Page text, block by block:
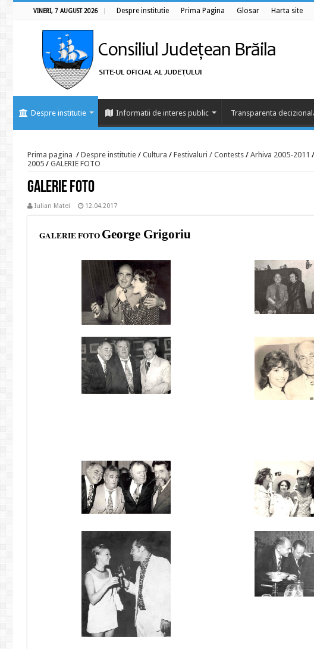
VINERI, 7 AUGUST 2026 Despre institutie Prima Pagina Glosar Harta site
Despre institutie Informatii de interes public Transparenta
Prima pagina / Despre institutie / Cultura / Festivaluri / Contests / Arhiva 2005-2011 /
2005 / GALERIE FOTO
GALERIE FOTO
Iulian Matei 12.04.2017
GALERIE FOTO George Grigoriu